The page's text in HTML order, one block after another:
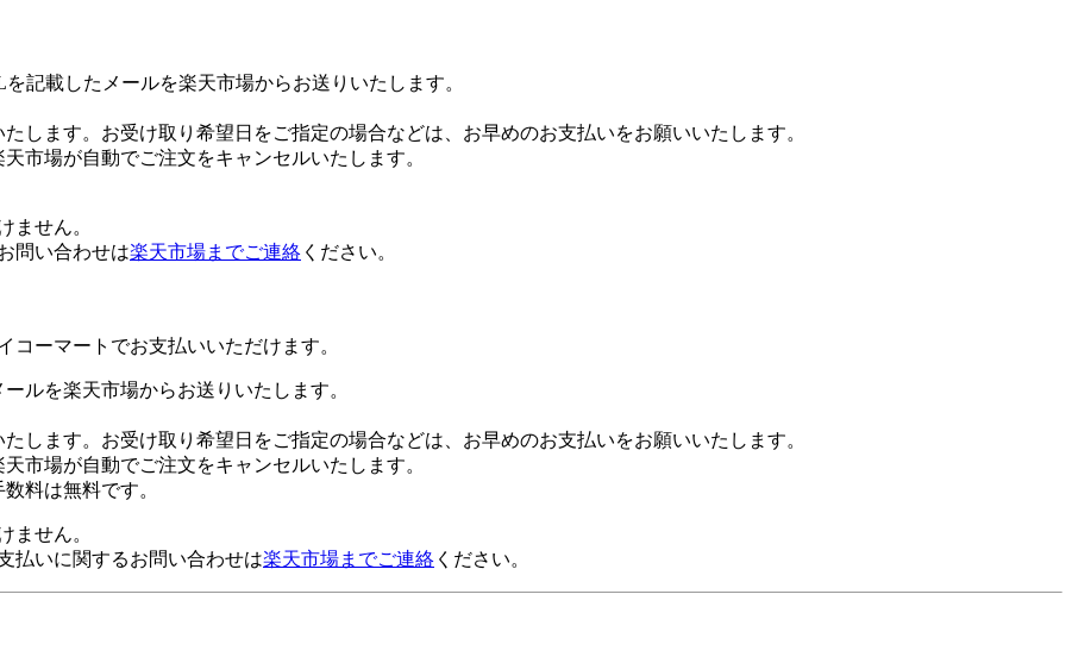
記載したメールを楽天市場からお送りいたします。
します。お受け取り希望日をご指定の場合などは、お早めのお支払いをお願いいたします。
市場が自動でご注文をキャンセルいたします。
ません。
問い合わせは楽天市場までご連絡 ください。
コーマートでお支払いいただけます。
ルを楽天市場からお送りいたします。
します。お受け取り希望日をご指定の場合などは、お早めのお支払いをお願いいたします。
市場が自動でご注文をキャンセルいたします。
料は無料です。
ません。
払いに関するお問い合わせは楽天市場までご連絡 ください。